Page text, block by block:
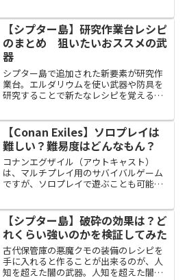
が楽になる近道です。シプター島最強の
奴隷は誰なのか？最強の...
【シプター島】研究作業台レシピ
のまとめ 狙いたいおススメの武
器
シプター島で追加された新要素が研究作
業台。エルダリウムを使い武器や防具を
研究することで新たなレシピを覚えるこ
て、研究作業台ガチャで狙いたいおスス
メの武器を紹介します。
【Conan Exiles】ソロプレイは
難しい？難易度はどんなもん？
コナンエグザイル（アウトキャスト）
は、マルチプレイ用のサバイバルゲーム
ですが、ソロプレイで遊ぶことも可能で
エグザイルは面白いのか？を紹介しま
す。
【シプター島】破砕の効果は？ど
れくらい強いのかを検証してみた
古代保管庫の悪魔クモの装備のレシピを
手に入れると作ることが出来るのが、人
知を超えた闇の武器。人知を超えた闇の